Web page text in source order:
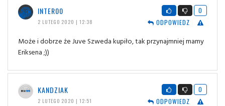
INTER00
2 LUTEGO 2020 | 12:38
0
ODPOWIEDZ
Może i dobrze że Juve Szweda kupiło, tak przynajmniej mamy
Eriksena ;))
KANDZIAK
2 LUTEGO 2020 | 12:51
0
ODPOWIEDZ